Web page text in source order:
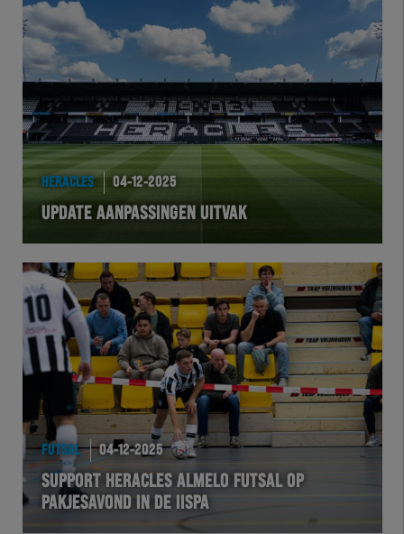
HERACLES 04-12-2025
UPDATE AANPASSINGEN UITVAK
FUTSAL 04-12-2025
SUPPORT HERACLES ALMELO FUTSAL OP
PAKJESAVOND IN DE IISPA